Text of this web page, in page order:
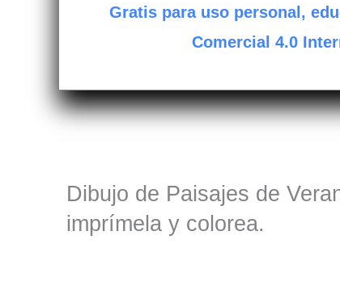
Gratis para uso personal,
Comercial 4.0
Dibujo de Paisajes de
imprímela y colorea.